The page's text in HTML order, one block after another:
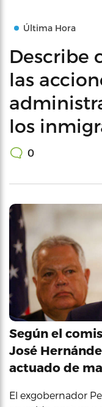
Última Hora
Describe
las
los
0
Según el
José
actuado de
El exgobernador